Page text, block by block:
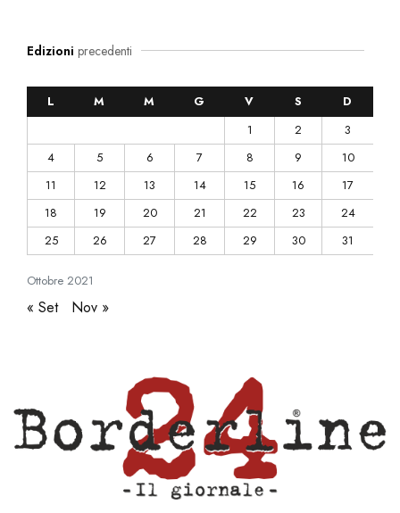
Edizioni precedenti
Ottobre 2021
L M M G V S
D
1
2
3
4
5 6 7 8 9
10
11
12 13 14 15 16
17
18
19 20 21 22 23
24
25
26 27 28 29 30 31
« Set Nov »